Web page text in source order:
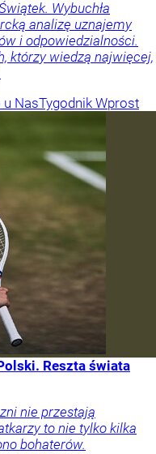
Wybuchła
analizę uznajemy
i odpowiedzialności.
którzy wiedzą najwięcej,
u NasTygodnik Wprost
Reszta świata
nie przestają
to nie tylko kilka
bohaterów.